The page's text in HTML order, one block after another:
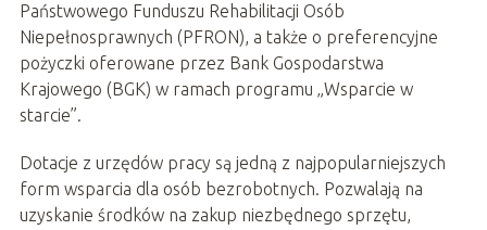
Państwowego Funduszu Rehabilitacji Osób
Niepełnosprawnych (PFRON), a także o preferencyjne
pożyczki oferowane przez Bank Gospodarstwa
Krajowego (BGK) w ramach programu „Wsparcie w
starcie”.
Dotacje z urzędów pracy są jedną z najpopularniejszych
form wsparcia dla osób bezrobotnych. Pozwalają na
uzyskanie środków na zakup niezbędnego sprzętu,